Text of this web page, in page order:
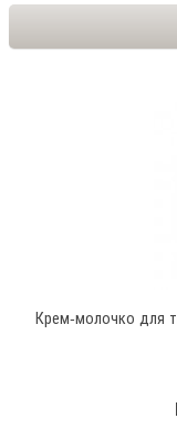
Крем-молочко для